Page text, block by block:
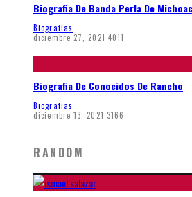
Biografia De Banda Perla De
Biografias
diciembre 27, 2021 4011
Biografia De Conocidos De Rancho
Biografias
diciembre 13, 2021 3166
RANDOM